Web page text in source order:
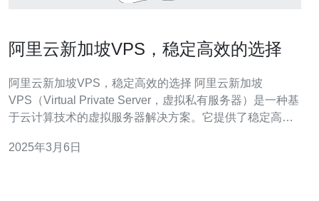
阿里云新加坡VPS，稳定高效的选择
阿里云新加坡VPS，稳定高效的选择 阿里云新加坡
VPS（Virtual Private Server，虚拟私有服务器）是一种基
于云计算技术的虚拟服务器解决方案。它提供了稳定高效
坡VPS在新加坡数据中心运行，具有稳定的网络连接和高
2025年3月6日